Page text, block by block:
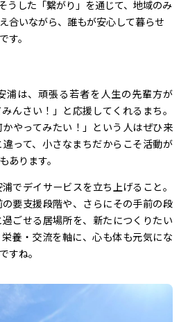
うした「繋がり」を通じて、地域のみ
合いながら、誰もが安心して暮らせ
す。
浦は、頑張る若者を人生の先輩方が
んさい！」と応援してくれるまち。
やってみたい！」という人はぜひ来
って、小さなまちだからこそ活動が
あります。
でデイサービスを立ち上げること。
要支援段階や、さらにその手前の段
ごせる居場所を、新たにつくりたい
養・交流を軸に、心も体も元気にな
すね。